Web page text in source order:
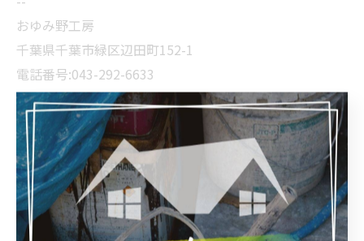
おゆみ野工房
千葉県千葉市緑区辺田町152-1
電話番号:043-292-6633
FAX番号:043-292-6633
--------------------------------------------------------------------
--
業務日記